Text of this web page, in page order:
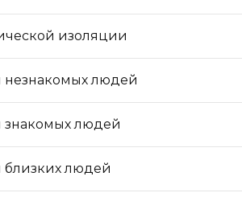
изоляции
незнакомых людей
знакомых людей
людей